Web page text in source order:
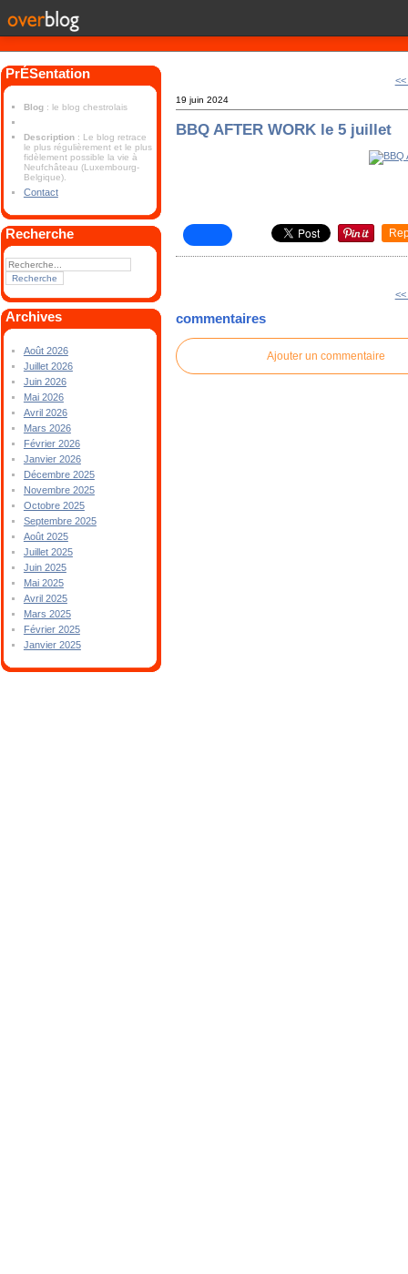
PrÉSentation
Blog : le blog chestrolais
Description : Le blog retrace
le plus régulièrement et le plus
fidèlement possible la vie à
Neufchâteau (Luxembourg-
Belgique).
Contact
Recherche
Archives
Août 2026
Juillet 2026
Juin 2026
Mai 2026
Avril 2026
Mars 2026
Février 2026
Janvier 2026
Décembre 2025
Novembre 2025
Octobre 2025
Septembre 2025
Août 2025
Juillet 2025
Juin 2025
Mai 2025
Avril 2025
Mars 2025
Février 2025
Janvier 2025
19 juin 2024
BBQ AFTER WORK le 5 juillet
commentaires
Ajouter un commentaire